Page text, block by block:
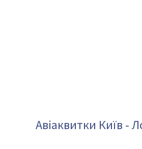
Авіаквитки Київ -